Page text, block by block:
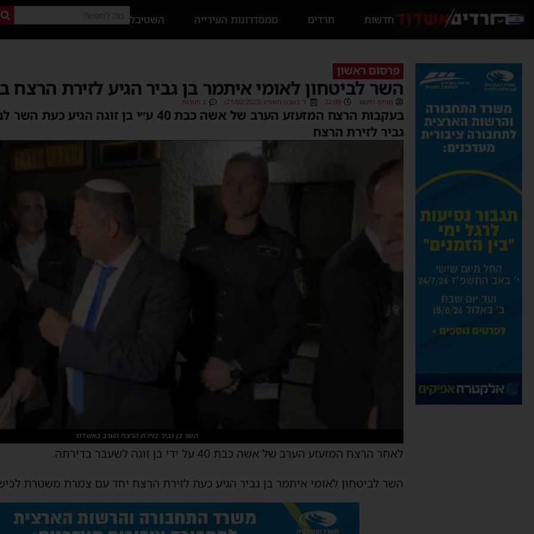
חדשות חרדים ממסדרונות העירייה השטיבל
פרסום ראשון
השר לביטחון לאומי איתמר בן גביר הגיע לזירת הרצח
מנחם דויטש 22:00 ל׳ בשבט תשפ״ג (21/02/2023) 2 תגובות
בעקבות הרצח המזעזע הערב של אשה כבת 40 ע״י בן
גביר לזירת הרצח
השר בן גביר בזירת הרצח הערב באשדוד
לאחר הרצח המזעזע הערב של אשה כבת 40 על ידי בן זוגה לשעבר בדירתה.
השר לביטחון לאומי איתמר בן גביר הגיע כעת לזירת הרצח יחד עם צמרת משטרת